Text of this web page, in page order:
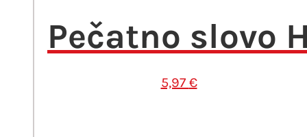
Pečatno slovo
5,97 €